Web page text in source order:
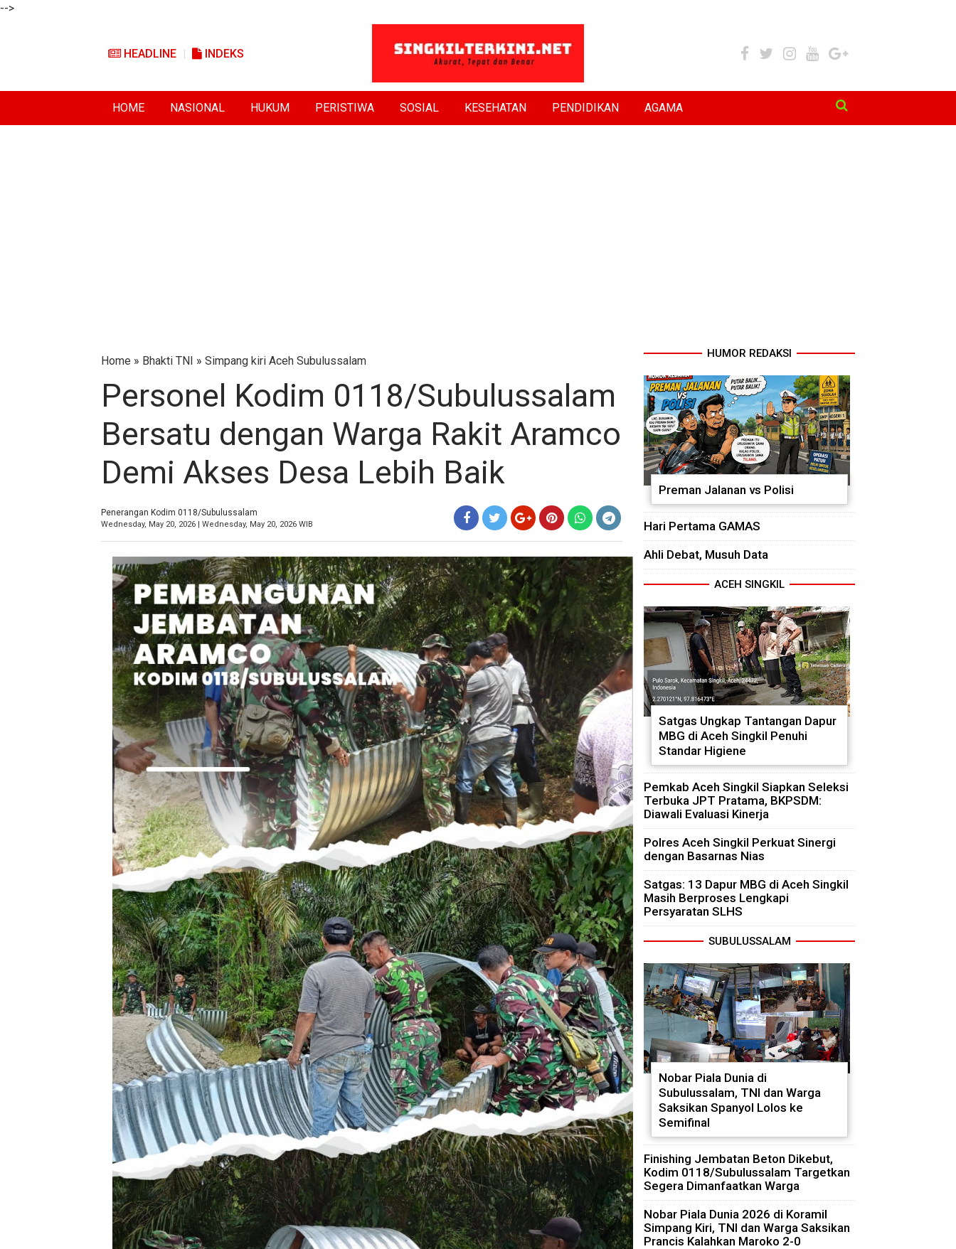
-->
HEADLINE INDEKS
HOME NASIONAL HUKUM PERISTIWA SOSIAL KESEHATAN PENDIDIKAN AGAMA
Home » Bhakti TNI » Simpang kiri Aceh Subulussalam
Personel Kodim 0118/Subulussalam
Bersatu dengan Warga Rakit Aramco
Demi Akses Desa Lebih Baik
Penerangan Kodim 0118/Subulussalam
Wednesday, May 20, 2026 | Wednesday, May 20, 2026 WIB
HUMOR REDAKSI
Preman Jalanan vs Polisi
Hari Pertama GAMAS
Ahli Debat, Musuh Data
ACEH SINGKIL
Satgas Ungkap Tantangan Dapur
MBG di Aceh Singkil Penuhi
Standar Higiene
Pemkab Aceh Singkil Siapkan Seleksi
Terbuka JPT Pratama, BKPSDM:
Diawali Evaluasi Kinerja
Polres Aceh Singkil Perkuat Sinergi
dengan Basarnas Nias
Satgas: 13 Dapur MBG di Aceh Singkil
Masih Berproses Lengkapi
Persyaratan SLHS
SUBULUSSALAM
Nobar Piala Dunia di
Subulussalam, TNI dan Warga
Saksikan Spanyol Lolos ke
Semifinal
Finishing Jembatan Beton Dikebut,
Kodim 0118/Subulussalam Targetkan
Segera Dimanfaatkan Warga
Nobar Piala Dunia 2026 di Koramil
Simpang Kiri, TNI dan Warga Saksikan
Prancis Kalahkan Maroko 2-0